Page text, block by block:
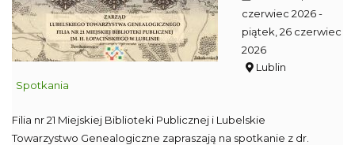
czerwiec 2026-
piątek, 26 czerwiec
2026
Lublin
Spotkania
Filia nr 21 Miejskiej Biblioteki Publicznej i Lubelskie
Towarzystwo Genealogiczne zapraszają na spotkanie z dr.